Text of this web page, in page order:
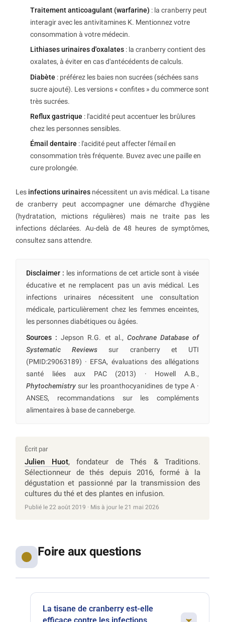
Traitement anticoagulant (warfarine) : la cranberry peut
interagir avec les antivitamines K. Mentionnez votre
consommation à votre médecin.
Lithiases urinaires d'oxalates : la cranberry contient des
oxalates, à éviter en cas d'antécédents de calculs.
Diabète : préférez les baies non sucrées (séchées sans
sucre ajouté). Les versions « confites » du commerce sont
très sucrées.
Reflux gastrique : l'acidité peut accentuer les brûlures
chez les personnes sensibles.
Émail dentaire : l'acidité peut affecter l'émail en
consommation très fréquente. Buvez avec une paille en
cure prolongée.
Les infections urinaires nécessitent un avis médical. La tisane
de cranberry peut accompagner une démarche d'hygiène
(hydratation, mictions régulières) mais ne traite pas les
infections déclarées. Au-delà de 48 heures de symptômes,
consultez sans attendre.
Disclaimer : les informations de cet article sont à visée
éducative et ne remplacent pas un avis médical. Les
infections urinaires nécessitent une consultation
médicale, particulièrement chez les femmes enceintes,
les personnes diabétiques ou âgées.
Sources : Jepson R.G. et al., Cochrane Database of
Systematic Reviews sur cranberry et UTI
(PMID:29063189) · EFSA, évaluations des allégations
santé liées aux PAC (2013) · Howell A.B.,
Phytochemistry sur les proanthocyanidines de type A ·
ANSES, recommandations sur les compléments
alimentaires à base de canneberge.
Écrit par
Julien Huot, fondateur de Thés & Traditions.
Sélectionneur de thés depuis 2016, formé à la
dégustation et passionné par la transmission des
cultures du thé et des plantes en infusion.
Publié le 22 août 2019 · Mis à jour le 21 mai 2026
Foire aux questions
La tisane de cranberry est-elle